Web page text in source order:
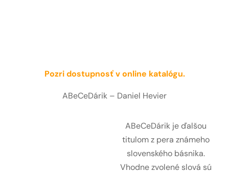
Pozri dostupnosť v online katalógu.
ABeCeDárik – Daniel Hevier
ABeCeDárik je ďalšou
titulom z pera známeho
slovenského básnika.
Vhodne zvolené slová sú